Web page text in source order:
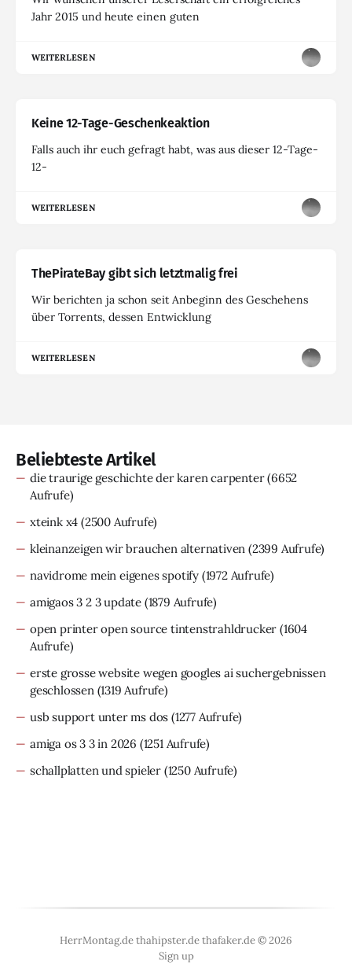
Jahr 2015 und heute einen guten
WEITERLESEN
Keine 12-Tage-Geschenkeaktion
Falls auch ihr euch gefragt habt, was aus dieser 12-Tage-
12-
WEITERLESEN
ThePirateBay gibt sich letztmalig frei
Wir berichten ja schon seit Anbeginn des Geschehens
über Torrents, dessen Entwicklung
WEITERLESEN
Beliebteste Artikel
die traurige geschichte der karen carpenter(6652
Aufrufe)
xteink x4 (2500 Aufrufe)
kleinanzeigen wir brauchen alternativen (2399 Aufrufe)
navidrome mein eigenes spotify (1972 Aufrufe)
amigaos 3 2 3 update (1879 Aufrufe)
open printer open source tintenstrahldrucker (1604
Aufrufe)
erste grosse website wegen googles ai suchergebnissen
geschlossen (1319 Aufrufe)
usb support unter ms dos (1277 Aufrufe)
amiga os 3 3 in 2026 (1251 Aufrufe)
schallplatten und spieler (1250 Aufrufe)
HerrMontag.de thahipster.de thafaker.de © 2026
Sign up